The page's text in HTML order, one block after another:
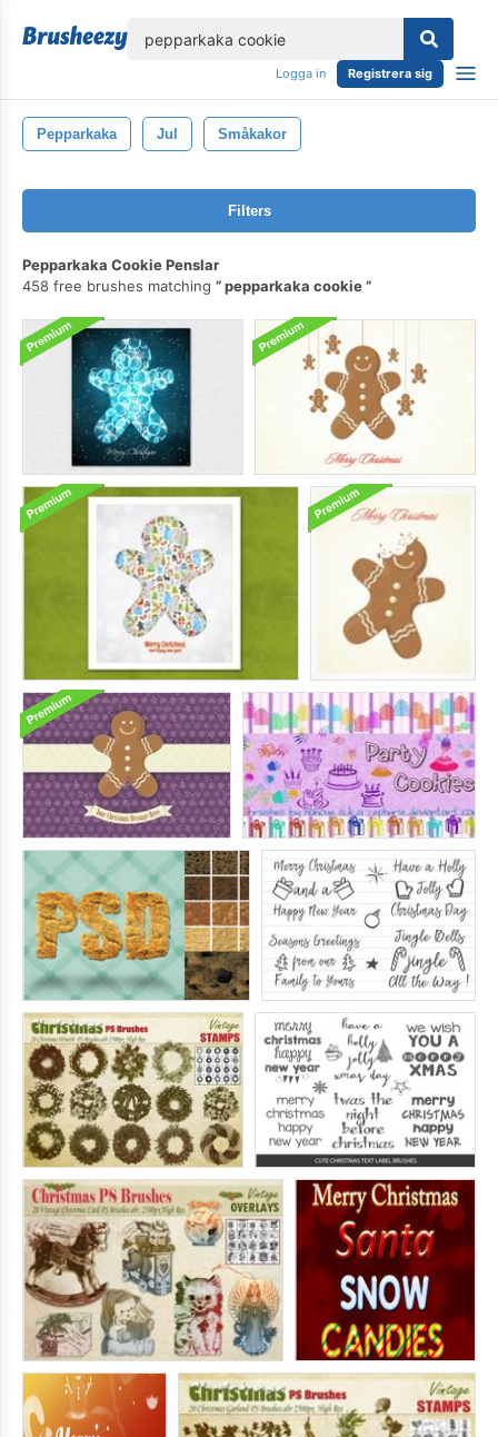
Logga in Registrera sig
Pepparkaka Jul Småkakor
Filters
Pepparkaka Cookie Penslar
458 free brushes matching
pepparkaka cookie